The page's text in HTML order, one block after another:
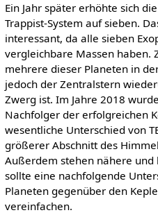
Ein Jahr später erhöhte sich
Trappist-System auf sieben.
interessant, da alle sieben
vergleichbare Massen haben.
mehrere dieser Planeten in
jedoch der Zentralstern
Zwerg ist. Im Jahre 2018
Nachfolger der erfolgreichen
wesentliche Unterschied von
größerer Abschnitt des
Außerdem stehen nähere und
sollte eine nachfolgende
Planeten gegenüber den
vereinfachen.